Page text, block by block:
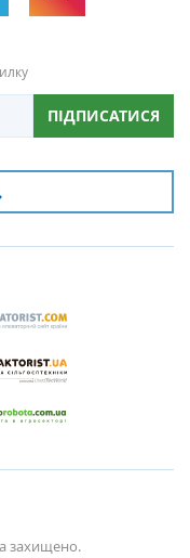
ПІДПИСАТИСЯ
захищено.